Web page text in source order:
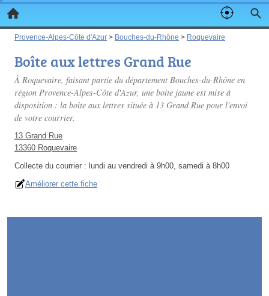
Provence-Alpes-Côte d'Azur > Bouches-du-Rhône > Roquevaire
Boîte aux lettres Grand Rue
À Roquevaire, faisant partie du département Bouches-du-Rhône en
région Provence-Alpes-Côte d'Azur, une boite jaune est mise à
disposition : la boite aux lettres située à 13 Grand Rue pour l'envoi
de votre courrier.
13 Grand Rue
13360 Roquevaire
Collecte du courrier : lundi au vendredi à 9h00, samedi à 8h00
Améliorer cette fiche